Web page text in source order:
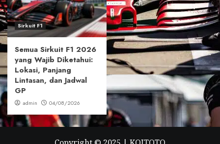
Sirkuit F1
Semua Sirkuit F1 2026
yang Wajib Diketahui:
Lokasi, Panjang
Lintasan, dan Jadwal
GP
admin 04/08/2026